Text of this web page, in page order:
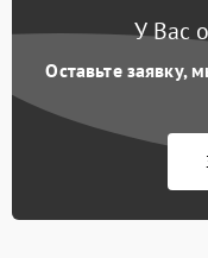
У Вас
Оставьте заявку,